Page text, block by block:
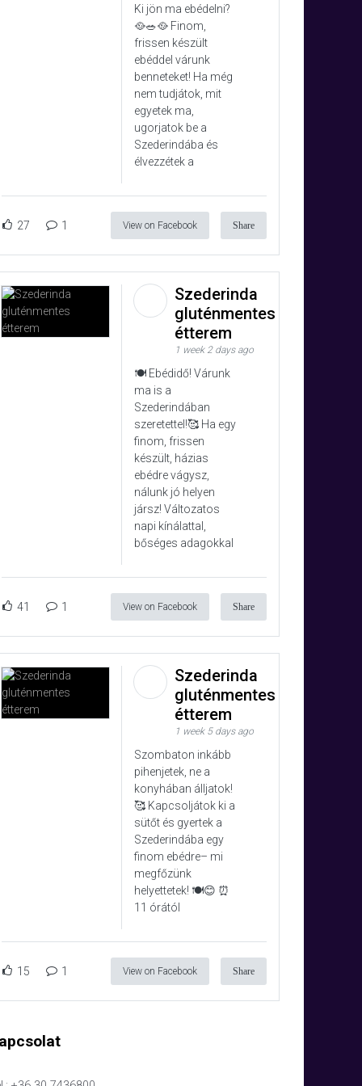
Ki jön ma ebédelni?
🥘🥗🥘 Finom,
frissen készült
ebéddel várunk
benneteket! Ha még
nem tudjátok, mit
egyetek ma,
ugorjatok be a
Szederindába és
élvezzétek a
27 1 View on Facebook Share
Szederinda
gluténmentes
étterem
1 week 2 days ago
🍽️ Ebédidő! Várunk
ma is a
Szederindában
szeretettel!🥰 Ha egy
finom, frissen
készült, házias
ebédre vágysz,
nálunk jó helyen
jársz! Változatos
napi kínálattal,
bőséges adagokkal
41 1 View on Facebook Share
Szederinda
gluténmentes
étterem
1 week 5 days ago
Szombaton inkább
pihenjetek, ne a
konyhában álljatok!
🥰 Kapcsoljátok ki a
sütőt és gyertek a
Szederindába egy
finom ebédre– mi
megfőzünk
helyettetek! 🍽️😊 ⏰
11 órától
15 1 View on Facebook Share